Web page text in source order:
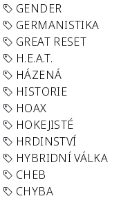
GENDER
GERMANISTIKA
GREAT RESET
H.E.A.T.
HÁZENÁ
HISTORIE
HOAX
HOKEJISTÉ
HRDINSTVÍ
HYBRIDNÍ VÁLKA
CHEB
CHYBA